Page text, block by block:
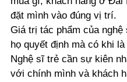
đặt mình vào đúng vị trí.
Giá trị tác phẩm của
họ quyết định mà có khi
Nghệ sĩ trẻ cần sự kiên
với chính mình và khách